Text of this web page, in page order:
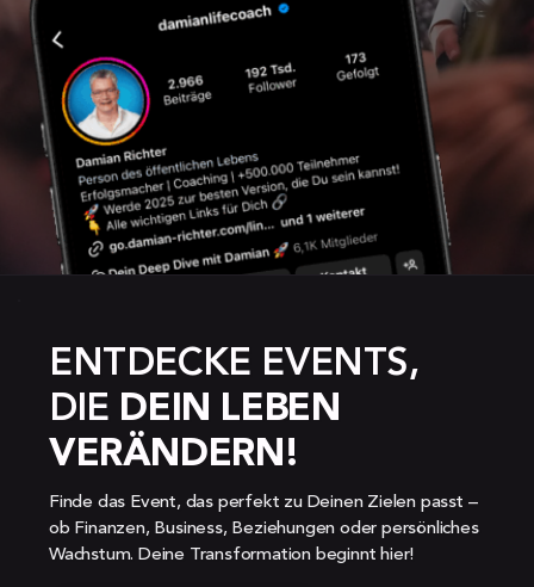
ENTDECKE EVENTS,
DIE DEIN LEBEN
VERÄNDERN!
Finde das Event, das perfekt zu Deinen Zielen passt –
ob Finanzen, Business, Beziehungen oder persönliches
Wachstum. Deine Transformation beginnt hier!